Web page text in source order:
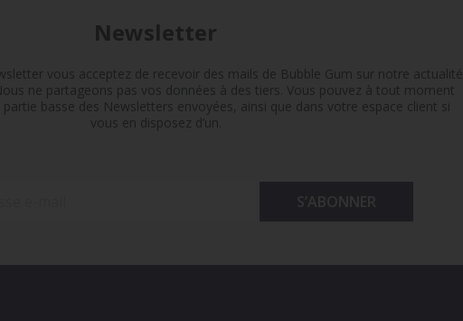
Newsletter
vous acceptez de recevoir des mails de Bubble Gum sur notre actualité
ne partageons pas vos données à des tiers. Vous pouvez à tout moment
basse des Newsletters envoyées, ainsi que dans votre espace client si
vous en disposez d’un.